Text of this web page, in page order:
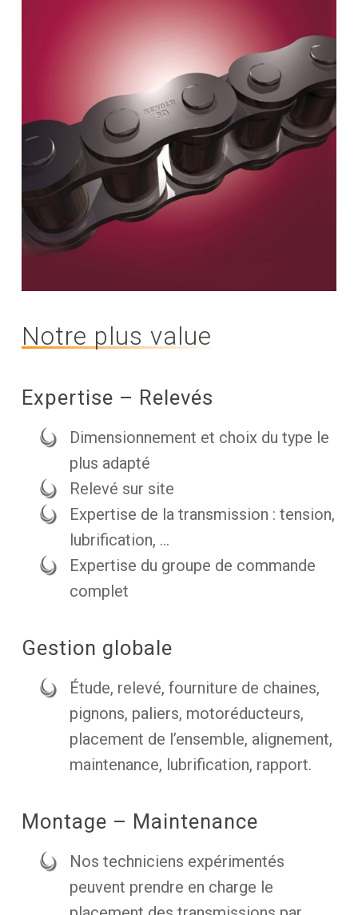
Notre plus value
Expertise – Relevés
Dimensionnement et choix du type le
plus adapté
Relevé sur site
Expertise de la transmission : tension,
lubrification, …
Expertise du groupe de commande
complet
Gestion globale
Étude, relevé, fourniture de chaines,
pignons, paliers, motoréducteurs,
placement de l’ensemble, alignement,
maintenance, lubrification, rapport.
Montage – Maintenance
Nos techniciens expérimentés
peuvent prendre en charge le